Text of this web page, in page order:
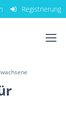
Registrierung